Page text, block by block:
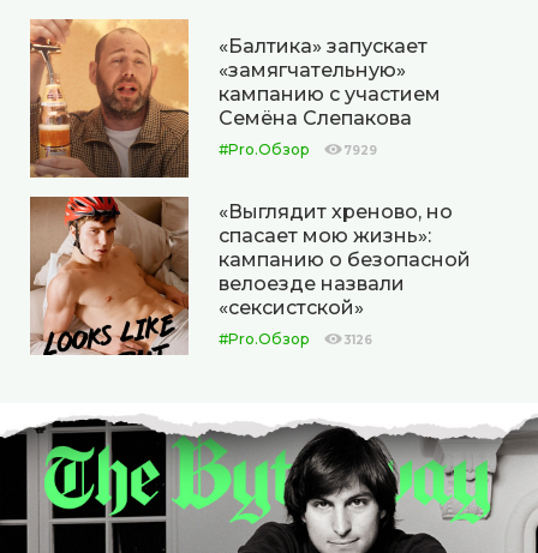
«Балтика» запускает
«замягчательную»
кампанию с участием
Семёна Слепакова
#Pro.Обзор 7929
«Выглядит хреново, но
спасает мою жизнь»:
кампанию о безопасной
велоезде назвали
«сексистской»
#Pro.Обзор 3126